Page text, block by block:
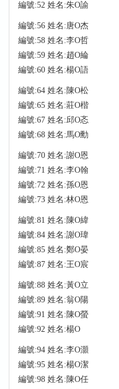
編號:52 姓名:朱O諭
編號:56 姓名:唐O杰
編號:58 姓名:李O哲
編號:59 姓名:趙O綸
編號:60 姓名:楊O語
編號:64 姓名:陳O松
編號:65 姓名:莊O楷
編號:67 姓名:邱O忞
編號:68 姓名:馬O勳
編號:70 姓名:謝O恩
編號:71 姓名:李O翰
編號:72 姓名:孫O恩
編號:73 姓名:林O恩
編號:81 姓名:陳O緯
編號:84 姓名:謝O瑋
編號:85 姓名:鄭O晏
編號:87 姓名:王O宸
編號:88 姓名:黃O立
編號:89 姓名:翁O陽
編號:91 姓名:陳O螢
編號:92 姓名:楊O
編號:94 姓名:李O灝
編號:95 姓名:楊O潔
編號:98 姓名:陳O任